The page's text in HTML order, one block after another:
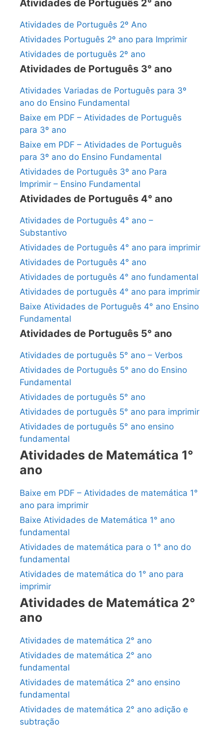
Atividades de Português 2° ano
Atividades de Português 2º Ano
Atividades Português 2º ano para Imprimir
Atividades de português 2º ano
Atividades de Português 3° ano
Atividades Variadas de Português para 3º
ano do Ensino Fundamental
Baixe em PDF – Atividades de Português
para 3º ano
Baixe em PDF – Atividades de Português
para 3º ano do Ensino Fundamental
Atividades de Português 3º ano Para
Imprimir – Ensino Fundamental
Atividades de Português 4° ano
Atividades de Português 4° ano –
Substantivo
Atividades de Português 4° ano para imprimir
Atividades de Português 4° ano
Atividades de português 4° ano fundamental
Atividades de português 4° ano para imprimir
Baixe Atividades de Português 4° ano Ensino
Fundamental
Atividades de Português 5° ano
Atividades de português 5° ano – Verbos
Atividades de Português 5° ano do Ensino
Fundamental
Atividades de português 5° ano
Atividades de português 5° ano para imprimir
Atividades de português 5° ano ensino
fundamental
Atividades de Matemática 1°
ano
Baixe em PDF – Atividades de matemática 1°
ano para imprimir
Baixe Atividades de Matemática 1° ano
fundamental
Atividades de matemática para o 1° ano do
fundamental
Atividades de matemática do 1° ano para
imprimir
Atividades de Matemática 2°
ano
Atividades de matemática 2° ano
Atividades de matemática 2° ano
fundamental
Atividades de matemática 2° ano ensino
fundamental
Atividades de matemática 2° ano adição e
subtração